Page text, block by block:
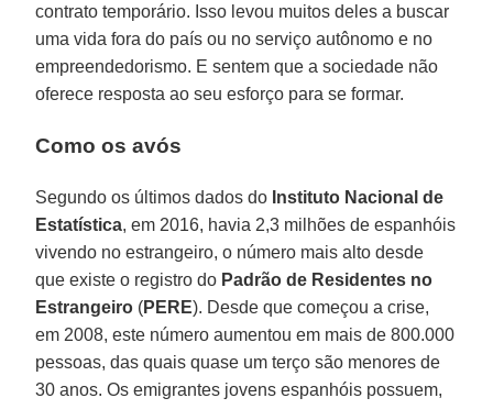
contrato temporário. Isso levou muitos deles a buscar
uma vida fora do país ou no serviço autônomo e no
empreendedorismo. E sentem que a sociedade não
oferece resposta ao seu esforço para se formar.
Como os avós
Segundo os últimos dados do Instituto Nacional de
Estatística, em 2016, havia 2,3 milhões de espanhóis
vivendo no estrangeiro, o número mais alto desde
que existe o registro do Padrão de Residentes no
Estrangeiro (PERE). Desde que começou a crise,
em 2008, este número aumentou em mais de 800.000
pessoas, das quais quase um terço são menores de
30 anos. Os emigrantes jovens espanhóis possuem,